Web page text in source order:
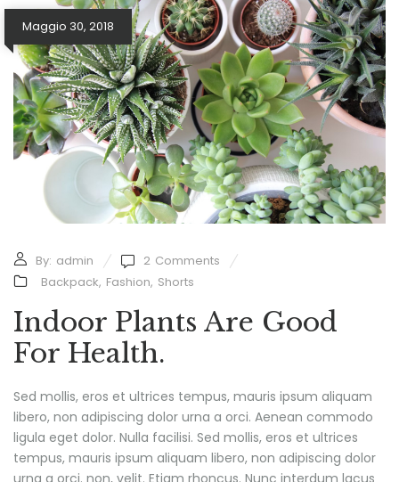
Maggio 30, 2018
By: admin 2 Comments
Backpack, Fashion, Shorts
Indoor Plants Are Good
For Health.
Sed mollis, eros et ultrices tempus, mauris ipsum aliquam
libero, non adipiscing dolor urna a orci. Aenean commodo
ligula eget dolor. Nulla facilisi. Sed mollis, eros et ultrices
tempus, mauris ipsum aliquam libero, non adipiscing dolor